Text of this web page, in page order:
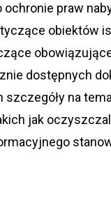
praw
obiektów
dostępnych
na
jak